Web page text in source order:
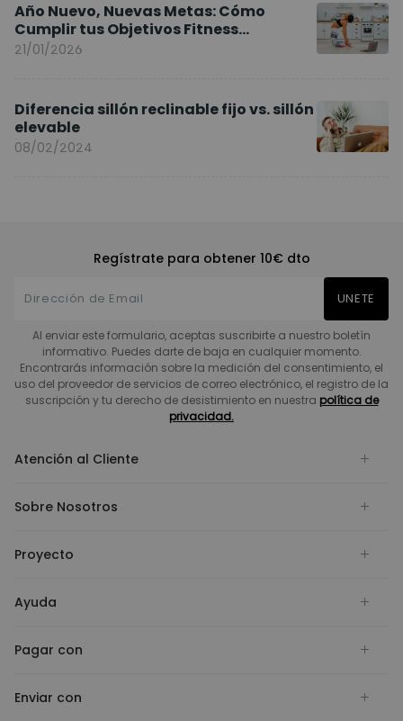
Año Nuevo, Nuevas Metas: Cómo
Cumplir tus Objetivos Fitness
Entrenando en Casa
21/01/2026
Diferencia sillón reclinable fijo vs. sillón
elevable
08/02/2024
Regístrate para obtener 10€ dto
UNETE
Al enviar este formulario, aceptas suscribirte a nuestro boletín
informativo. Puedes darte de baja en cualquier momento.
Encontrarás información sobre la medición del consentimiento, el
uso del proveedor de servicios de correo electrónico, el registro de la
suscripción y tu derecho de desistimiento en nuestra política de
privacidad.
Atención al Cliente
Sobre Nosotros
Proyecto
Ayuda
Pagar con
Enviar con